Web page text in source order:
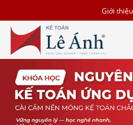
Giới thiệu